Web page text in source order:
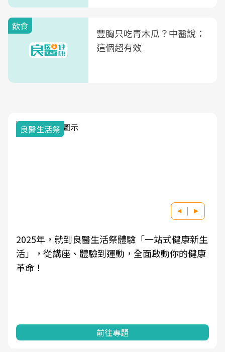
飲食
豐胸只吃青木瓜？中醫說：
這個超有效
良醫生活祭
2025年，就到良醫生活祭體驗「一站式健康新生
活」，從講座、體驗到運動，全面啟動你的健康
革命！
前往專題